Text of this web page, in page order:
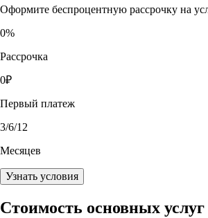
Оформите беспроцентную рассрочку на
0%
Рассрочка
0₽
Первый платеж
3/6/12
Месяцев
Узнать условия
Стоимость основных услуг